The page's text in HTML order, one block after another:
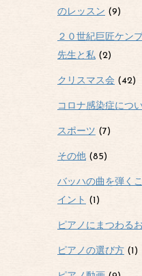
のレッスン (9)
２０世紀巨匠ケン
先生と私 (2)
クリスマス会 (42)
コロナ感染症につ
スポーツ (7)
その他 (85)
バッハの曲を弾く
イント (1)
ピアノにまつわる
ピアノの選び方 (1)